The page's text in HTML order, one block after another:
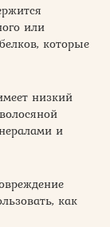
или
которые
низкий
и
как